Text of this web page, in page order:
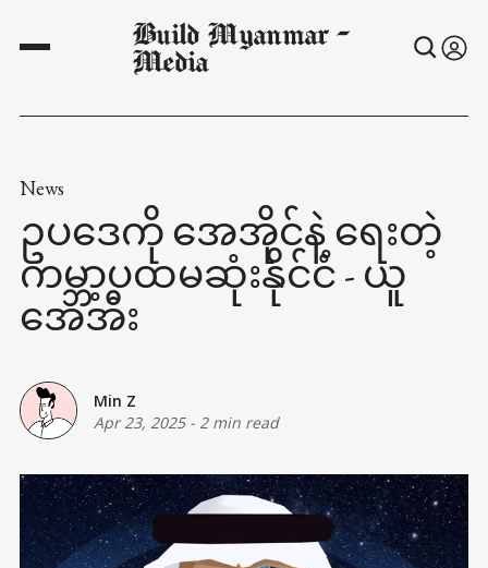
Build Myanmar -
Media
News
ဥပဒေကို အေအိုင်နဲ့ ရေးတဲ့
ကမ္ဘာ့ပထမဆုံးနိုင်ငံ - ယူ
အေအီး
Min Z
Apr 23, 2025- 2 min read